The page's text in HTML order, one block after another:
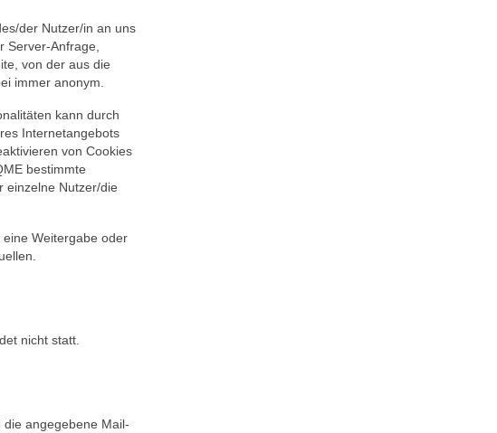
der Nutzer/in an uns
Server-Anfrage,
von der aus die
immer anonym.
kann durch
Internetangebots
von Cookies
bestimmte
einzelne Nutzer/die
Weitergabe oder
nicht statt.
angegebene Mail-